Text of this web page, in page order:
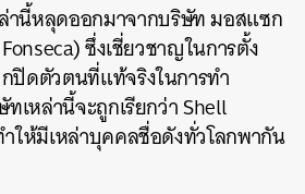
านี้หลุดออกมาจากบริษัท มอสแซก
ซึ่งเชี่ยวชาญในการตั้ง
ปิดตัวตนที่แท้จริงในการทำ
เหล่านี้จะถูกเรียกว่า Shell
ให้มีเหล่าบุคคลชื่อดังทั่วโลกพากัน